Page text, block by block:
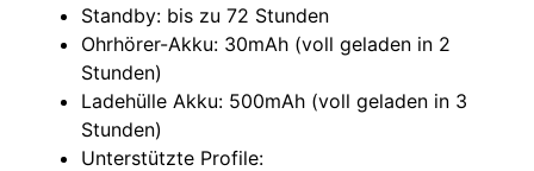
Standby: bis zu 72 Stunden
Ohrhörer-Akku: 30mAh (voll geladen in 2
Stunden)
Ladehülle Akku: 500mAh (voll geladen in 3
Stunden)
Unterstützte Profile: